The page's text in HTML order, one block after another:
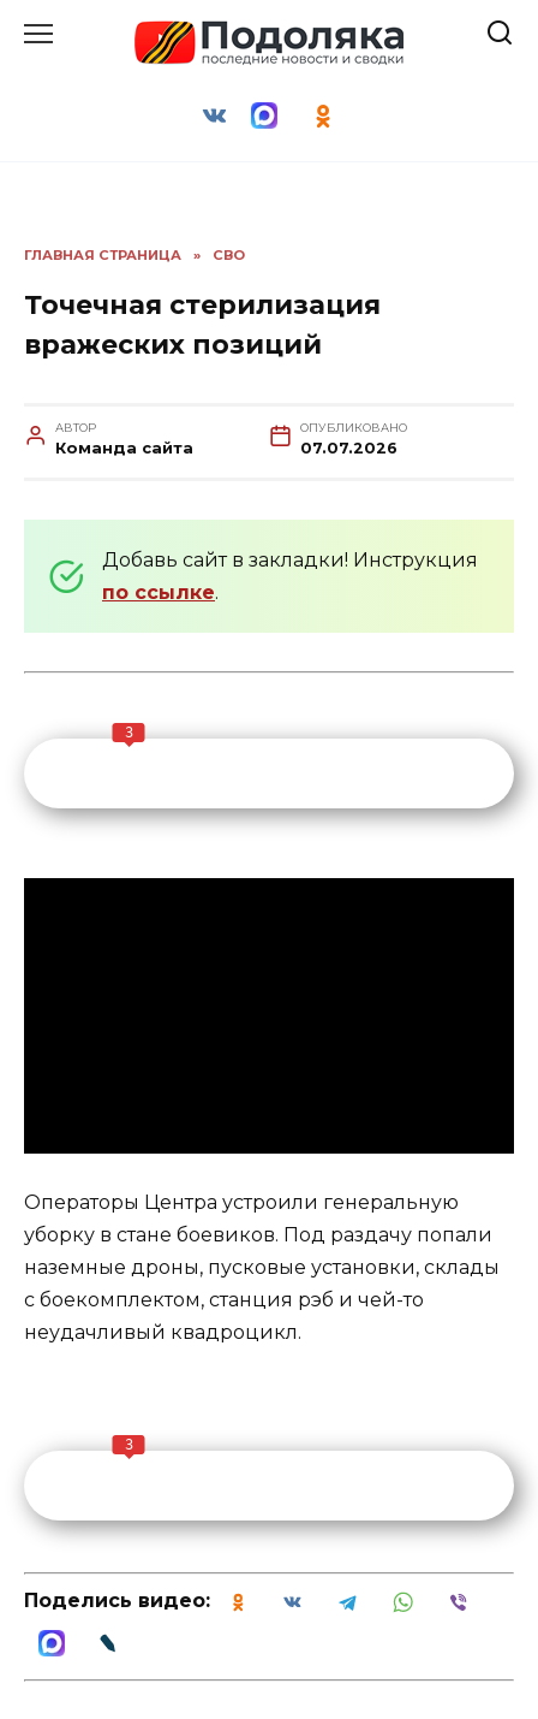
ГЛАВНАЯ СТРАНИЦА » СВО
Точечная стерилизация
вражеских позиций
АВТОР
Команда сайта
ОПУБЛИКОВАНО
07.07.2026
Добавь сайт в закладки! Инструкция
по ссылке.
3
Операторы Центра устроили генеральную
уборку в стане боевиков. Под раздачу попали
наземные дроны, пусковые установки, склады
с боекомплектом, станция рэб и чей-то
неудачливый квадроцикл.
3
Поделись видео: